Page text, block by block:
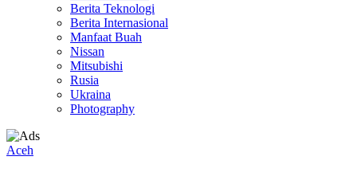
Berita Teknologi
Berita Internasional
Manfaat Buah
Nissan
Mitsubishi
Rusia
Ukraina
Photography
Aceh